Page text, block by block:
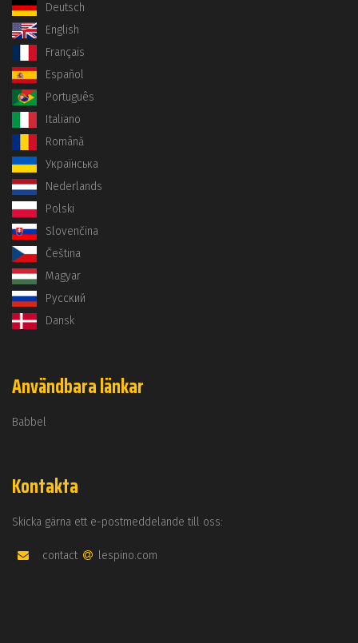
Deutsch
English
Français
Español
Português
Italiano
Română
Українська
Nederlands
Polski
Slovenčina
Čeština
Magyar
Русский
Dansk
Användbara länkar
Babbel
Kontakta
Skicka gärna ett e-postmeddelande till oss:
contact lespino.com